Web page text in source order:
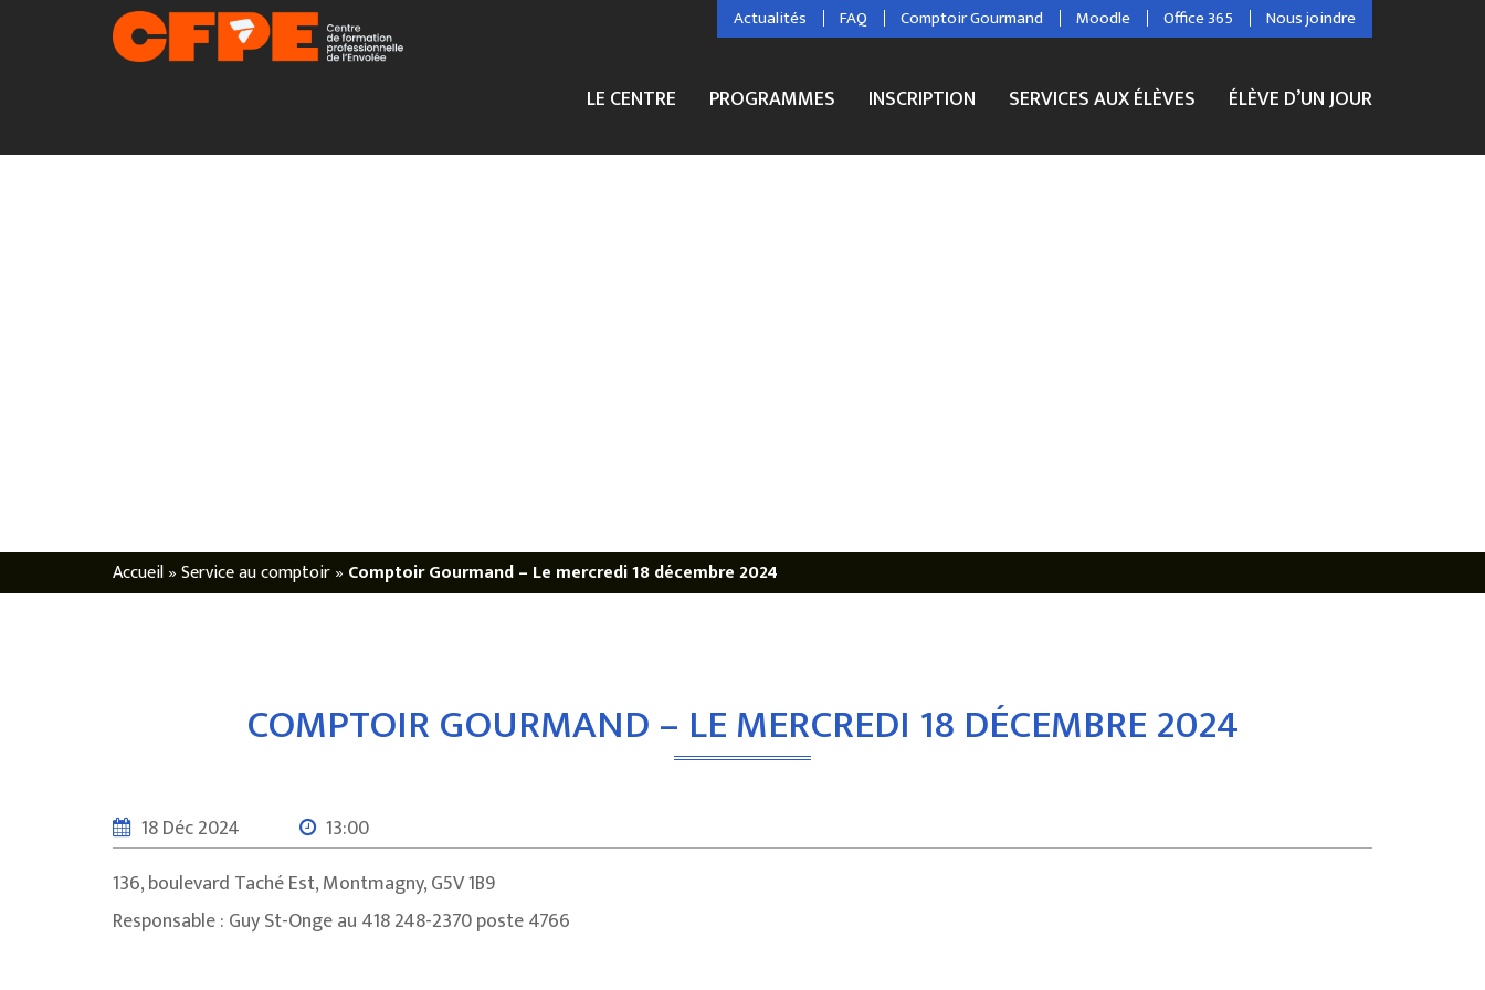
Actualités FAQ Comptoir Gourmand Moodle Office 365 Nous joindre
LE CENTRE PROGRAMMES INSCRIPTION SERVICES AUX ÉLÈVES ÉLÈVE D’UN JOUR
Accueil»Service au comptoir» Comptoir Gourmand – Le mercredi 18 décembre 2024
COMPTOIR GOURMAND – LE MERCREDI 18 DÉCEMBRE 2024
18 Déc 2024
13:00
136, boulevard Taché Est, Montmagny, G5V 1B9
Responsable : Guy St-Onge au 418 248-2370 poste 4766